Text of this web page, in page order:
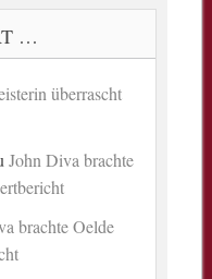
…
überrascht
John Diva brachte
brachte Oelde